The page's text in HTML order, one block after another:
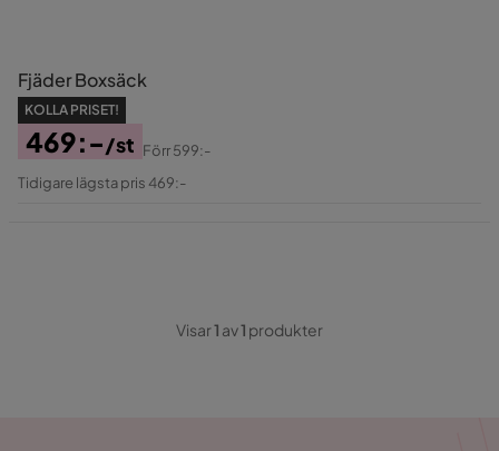
Fjäder Boxsäck
KOLLA PRISET!
Pris
469:-/st
Original
Förr599:-
Tidigare lägsta pris 469:-
Visar1 av1 produkter